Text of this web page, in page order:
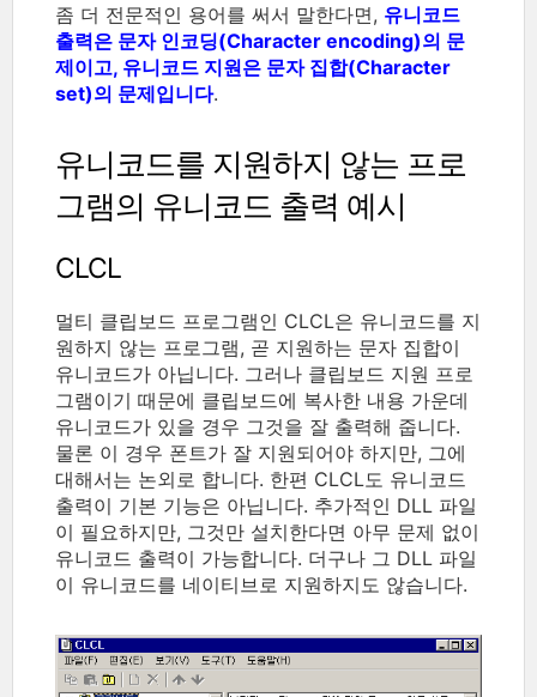
좀 더 전문적인 용어를 써서 말한다면, 유니코드
출력은 문자 인코딩(Character encoding)의 문
제이고, 유니코드 지원은 문자 집합(Character
set)의 문제입니다.
유니코드를 지원하지 않는 프로
그램의 유니코드 출력 예시
CLCL
멀티 클립보드 프로그램인 CLCL은 유니코드를 지
원하지 않는 프로그램, 곧 지원하는 문자 집합이
유니코드가 아닙니다. 그러나 클립보드 지원 프로
그램이기 때문에 클립보드에 복사한 내용 가운데
유니코드가 있을 경우 그것을 잘 출력해 줍니다.
물론 이 경우 폰트가 잘 지원되어야 하지만, 그에
대해서는 논외로 합니다. 한편 CLCL도 유니코드
출력이 기본 기능은 아닙니다. 추가적인 DLL 파일
이 필요하지만, 그것만 설치한다면 아무 문제 없이
유니코드 출력이 가능합니다. 더구나 그 DLL 파일
이 유니코드를 네이티브로 지원하지도 않습니다.